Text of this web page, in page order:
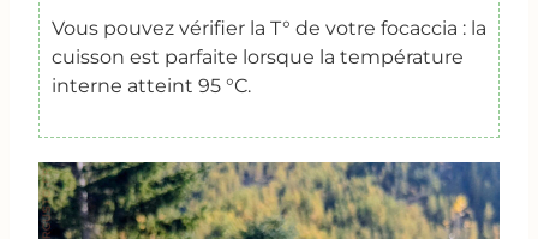
Vous pouvez vérifier la T° de votre focaccia : la
cuisson est parfaite lorsque la température
interne atteint 95 °C.